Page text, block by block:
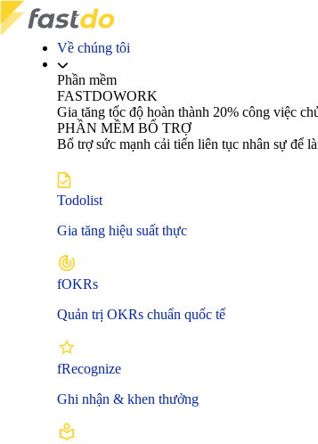
Về chúng tôi
Phần mềm
FASTDOWORK
Gia tăng tốc độ hoàn thành 20% công việc
PHẦN MỀM BỔ TRỢ
Bổ trợ sức mạnh cải tiến liên tục nhân sự để
Todolist
Gia tăng hiệu suất thực
fOKRs
Quản trị OKRs chuẩn quốc tế
fRecognize
Ghi nhận & khen thưởng